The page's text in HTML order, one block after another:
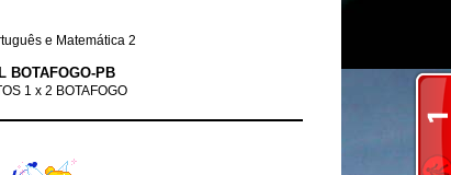
e Matemática 2
BOTAFOGO-PB
1 x 2 BOTAFOGO